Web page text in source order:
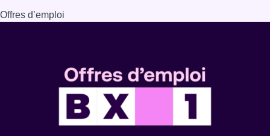
Offres d’emploi